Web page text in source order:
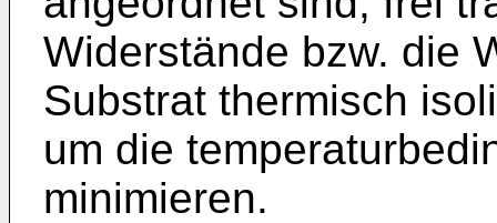
Widerstände bzw. die
Substrat thermisch
um die
minimieren.